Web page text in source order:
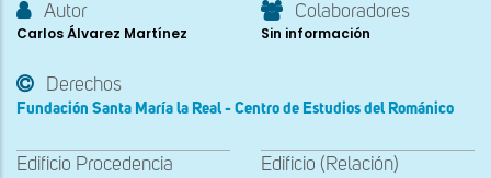
Autor
Carlos Álvarez Martínez
Colaboradores
Sin información
Derechos
Fundación Santa María la Real - Centro de Estudios del Románico
Edificio Procedencia
Edificio (Relación)